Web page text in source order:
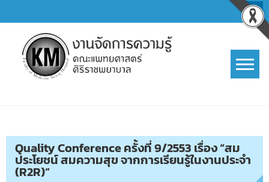
to
content
Quality Conference ครั้งที่ 9/2553 เรื่อง “สม
ประโยชน์ สมความสุข จากการเรียนรู้ในงานประจำ
(R2R)”